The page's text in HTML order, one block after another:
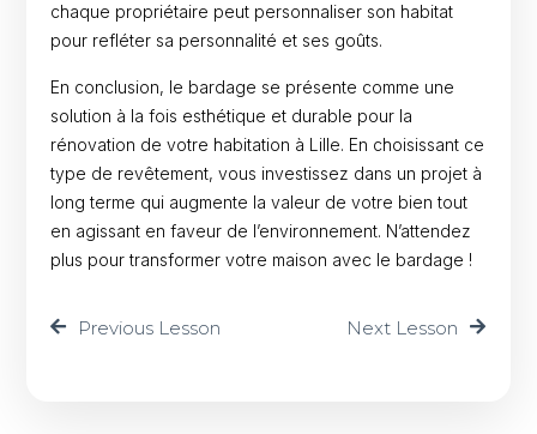
chaque propriétaire peut personnaliser son habitat
pour refléter sa personnalité et ses goûts.
En conclusion, le bardage se présente comme une
solution à la fois esthétique et durable pour la
rénovation de votre habitation à Lille. En choisissant ce
type de revêtement, vous investissez dans un projet à
long terme qui augmente la valeur de votre bien tout
en agissant en faveur de l’environnement. N’attendez
plus pour transformer votre maison avec le bardage !
Previous Lesson Next Lesson